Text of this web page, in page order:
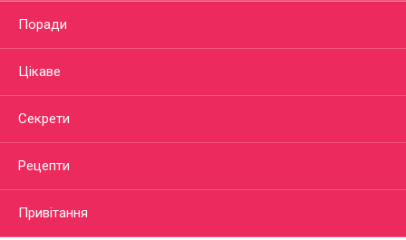
Поради
Цікаве
Секрети
Рецепти
Привітання